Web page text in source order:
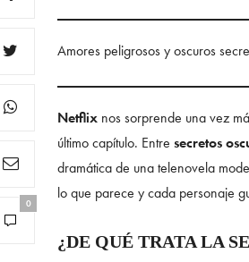
0
Amores peligrosos y oscuros
Netflix nos sorprende una vez
último capítulo. Entre secretos
dramática de una telenovela
lo que parece y cada personaje
¿DE QUÉ TRATA LA